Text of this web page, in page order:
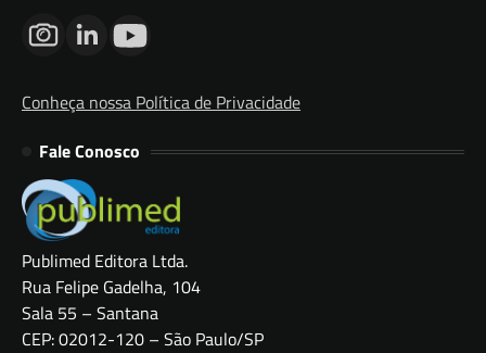
Conheça nossa Política de Privacidade
Fale Conosco
Publimed Editora Ltda.
Rua Felipe Gadelha, 104
Sala 55 – Santana
CEP: 02012-120 – São Paulo/SP